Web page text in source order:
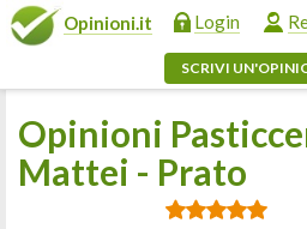
Opinioni.it Login
SCRIVI
Opinioni
Mattei - Prato